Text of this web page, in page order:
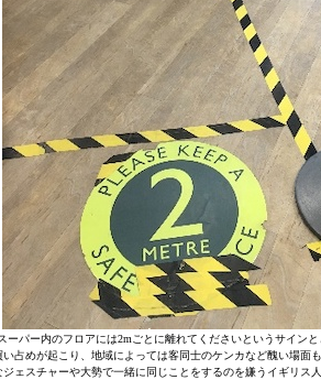
ーパー内のフロアには2mごとに離れてくださいというサインと
占めが起こり、地域によっては客同士のケンカなど醜い場面
ジェスチャーや大勢で一緒に同じことをするのを嫌うイギリス